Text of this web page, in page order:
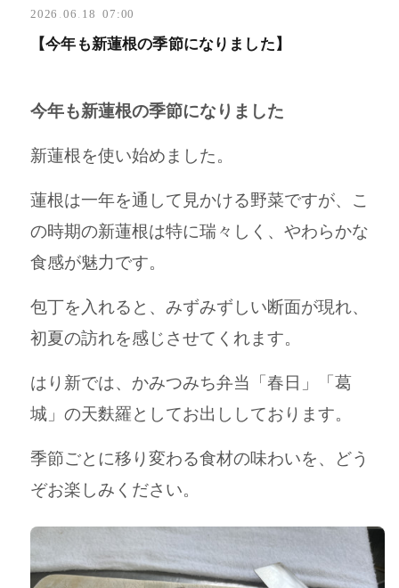
2026 . 06 . 18 07:00
【今年も新蓮根の季節になりました】
今年も新蓮根の季節になりました
新蓮根を使い始めました。
蓮根は一年を通して見かける野菜ですが、こ
の時期の新蓮根は特に瑞々しく、やわらかな
食感が魅力です。
包丁を入れると、みずみずしい断面が現れ、
初夏の訪れを感じさせてくれます。
はり新では、かみつみち弁当「春日」「葛
城」の天麩羅としてお出ししております。
季節ごとに移り変わる食材の味わいを、どう
ぞお楽しみください。